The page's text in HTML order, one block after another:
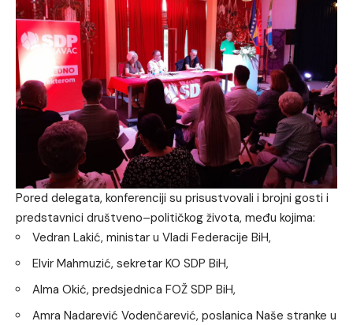
Pored delegata, konferenciji su prisustvovali i brojni gosti i
predstavnici društveno–političkog života, među kojima:
Vedran Lakić, ministar u Vladi Federacije BiH,
Elvir Mahmuzić, sekretar KO SDP BiH,
Alma Okić, predsjednica FOŽ SDP BiH,
Amra Nadarević Vodenčarević, poslanica Naše stranke u